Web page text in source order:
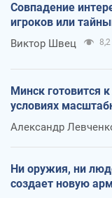
Совпадение
игроков или
Виктор Швец 8,2
Минск готовится
условиях
Александр
Ни оружия, ни
создает новую